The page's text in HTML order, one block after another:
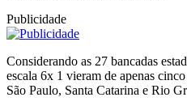
Publicidade
Considerando as 27 bancadas
escala 6x 1 vieram de apenas
São Paulo, Santa Catarina e Rio